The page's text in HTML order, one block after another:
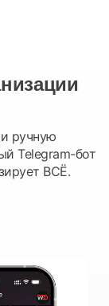
ручную
Telegram-бот
ВСЁ.